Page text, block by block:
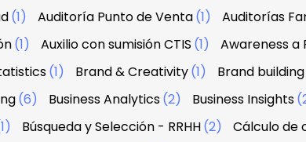
(1) Auditoría Punto de Venta(1) Auditorías
(1) Auxilio con sumisión CTIS (1) Awareness a
(1) Brand & Creativity(1) Brand building
(6) Business Analytics(2) Business Insights
Búsqueda y Selección - RRHH(2) Cálculo de